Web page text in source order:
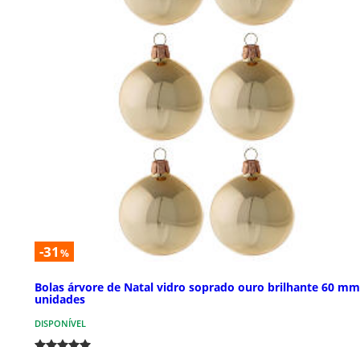
-31 %
Bolas árvore de Natal vidro soprado ouro brilhante 60
unidades
DISPONÍVEL